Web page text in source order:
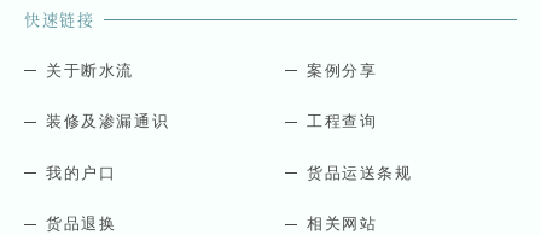
快速链接
关于断水流 案例分享
装修及渗漏通识 工程查询
我的户口 货品运送条规
货品退换 相关网站